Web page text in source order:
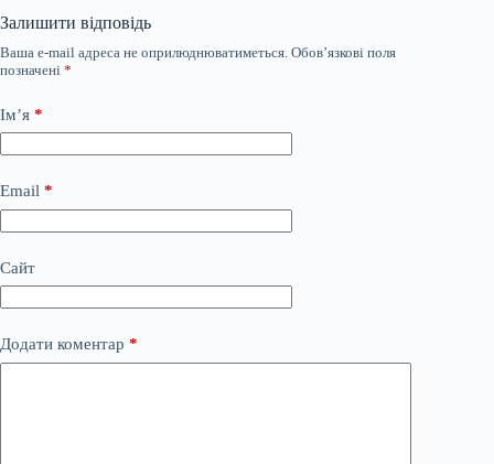
Залишити відповідь
Ваша e-mail адреса не оприлюднюватиметься. Обов’язкові поля
позначені *
Ім’я *
Email *
Сайт
Додати коментар *